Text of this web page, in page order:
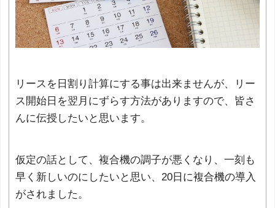
リースを日割り計算にする事は出来ませんが、リー
ス開始日を翌月にずらす方法がありますので、皆さ
んに伝授したいと思います。
仮定の話として、複合機の調子が悪くなり、一刻も
早く新しいのにしたいと思い、20日に複合機の導入
がされました。